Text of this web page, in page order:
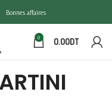
Bonnes affaires
0 0.00DT